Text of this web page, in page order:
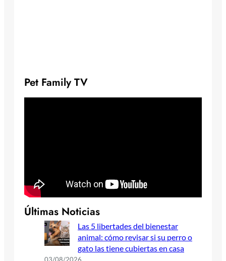
Pet Family TV
Últimas Noticias
Las 5 libertades del bienestar
animal: cómo revisar si su perro o
gato las tiene cubiertas en casa
03/08/2026